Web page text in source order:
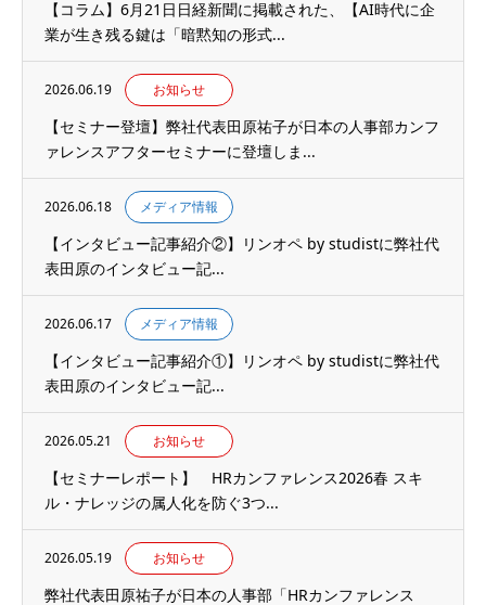
【コラム】6月21日日経新聞に掲載された、【AI時代に企
業が生き残る鍵は「暗黙知の形式...
2026.06.19 お知らせ
【セミナー登壇】弊社代表田原祐子が日本の人事部カンフ
ァレンスアフターセミナーに登壇しま...
2026.06.18 メディア情報
【インタビュー記事紹介②】リンオペ by studistに弊社代
表田原のインタビュー記...
2026.06.17 メディア情報
【インタビュー記事紹介①】リンオペ by studistに弊社代
表田原のインタビュー記...
2026.05.21 お知らせ
【セミナーレポート】 HRカンファレンス2026春 スキ
ル・ナレッジの属人化を防ぐ3つ...
2026.05.19 お知らせ
弊社代表田原祐子が日本の人事部「HRカンファレンス